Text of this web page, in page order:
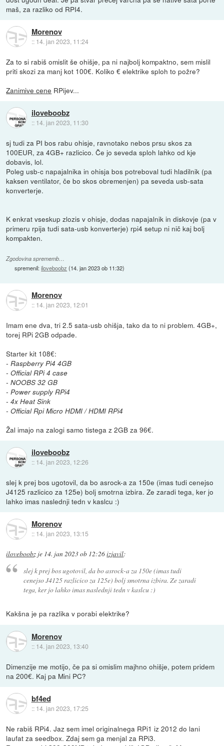
maš, za razliko od RPI4.
Morenov
:: 14. jan 2023, 11:24
Za to si rabiš omislit še ohišje, pa ni najbolj kompaktno, sem mislil
priti skozi za manj kot 100€. Koliko € elektrike sploh to požre?
Zanimive cene RPijev...
iloveboobz
:: 14. jan 2023, 11:30
sj tudi za PI bos rabu ohisje, ravnotako nebos prsu skos za
100EUR, za 4GB+ razlicico. Če jo seveda sploh lahko od kje
dobavis, lol.
Poleg usb-c napajalnika in ohisja bos potreboval tudi hladilnik (pa
kaksen ventilator, če bo skos obremenjen) pa seveda usb-sata
konverterje.
K enkrat vseskup zlozis v ohisje, dodas napajalnik in diskovje (pa v
primeru rpija tudi sata-usb konverterje) rpi4 setup ni nič kaj bolj
kompakten.
Zgodovina sprememb…
spremenil:iloveboobz (14. jan 2023 ob 11:32)
Morenov
:: 14. jan 2023, 12:01
Imam ene dva, tri 2.5 sata-usb ohišja, tako da to ni problem. 4GB+,
torej RPi 2GB odpade.
Starter kit 108€:
- Raspberry Pi4 4GB
- Official RPi 4 case
- NOOBS 32 GB
- Power supply RPi4
- 4x Heat Sink
- Official Rpi Micro HDMI / HDMI RPi4
Žal imajo na zalogi samo tistega z 2GB za 96€.
iloveboobz
:: 14. jan 2023, 12:26
slej k prej bos ugotovil, da bo asrock-a za 150e (imas tudi cenejso
J4125 razlicico za 125e) bolj smotrna izbira. Ze zaradi tega, ker jo
lahko imas naslednji tedn v kaslcu :)
Morenov
:: 14. jan 2023, 13:15
iloveboobz je 14. jan 2023 ob 12:26izjavil:
slej k prej bos ugotovil, da bo asrock-a za 150e (imas tudi
cenejso J4125 razlicico za 125e) bolj smotrna izbira. Ze zaradi
tega, ker jo lahko imas naslednji tedn v kaslcu :)
Kakšna je pa razlika v porabi elektrike?
Morenov
:: 14. jan 2023, 13:40
Dimenzije me motijo, če pa si omislim majhno ohišje, potem pridem
na 200€. Kaj pa Mini PC?
bf4ed
:: 14. jan 2023, 17:25
Ne rabiš RPi4. Jaz sem imel originalnega RPi1 iz 2012 do lani
laufat za seedbox. Zdaj sem ga menjal za RPi3.